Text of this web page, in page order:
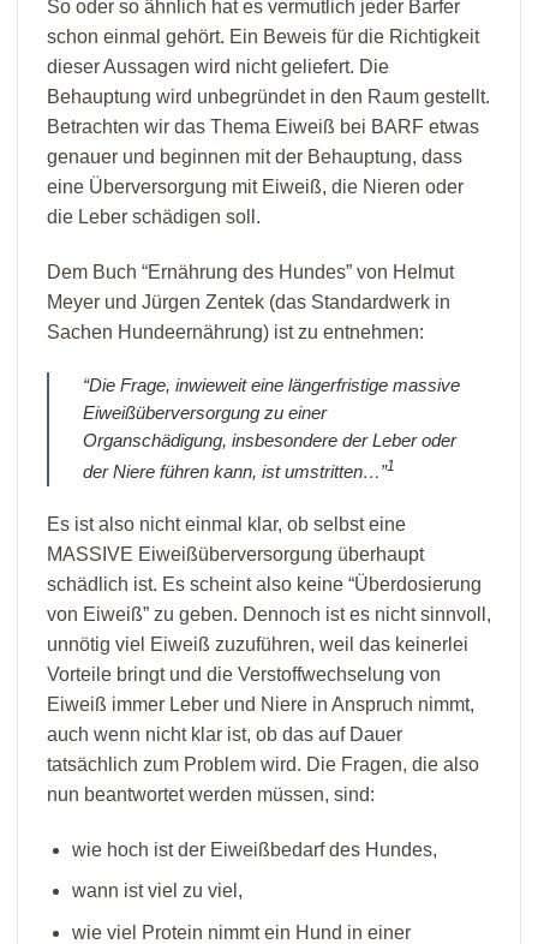
So oder so ähnlich hat es vermutlich jeder Barfer
schon einmal gehört. Ein Beweis für die Richtigkeit
dieser Aussagen wird nicht geliefert. Die
Behauptung wird unbegründet in den Raum gestellt.
Betrachten wir das Thema Eiweiß bei BARF etwas
genauer und beginnen mit der Behauptung, dass
eine Überversorgung mit Eiweiß, die Nieren oder
die Leber schädigen soll.
Dem Buch “Ernährung des Hundes” von Helmut
Meyer und Jürgen Zentek (das Standardwerk in
Sachen Hundeernährung) ist zu entnehmen:
“Die Frage, inwieweit eine längerfristige massive
Eiweißüberversorgung zu einer
Organschädigung, insbesondere der Leber oder
der Niere führen kann, ist umstritten…”1
Es ist also nicht einmal klar, ob selbst eine
MASSIVE Eiweißüberversorgung überhaupt
schädlich ist. Es scheint also keine “Überdosierung
von Eiweiß” zu geben. Dennoch ist es nicht sinnvoll,
unnötig viel Eiweiß zuzuführen, weil das keinerlei
Vorteile bringt und die Verstoffwechselung von
Eiweiß immer Leber und Niere in Anspruch nimmt,
auch wenn nicht klar ist, ob das auf Dauer
tatsächlich zum Problem wird. Die Fragen, die also
nun beantwortet werden müssen, sind:
wie hoch ist der Eiweißbedarf des Hundes,
wann ist viel zu viel,
wie viel Protein nimmt ein Hund in einer